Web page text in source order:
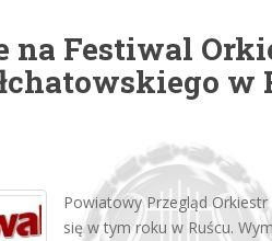
na Festiwal
w
Powiatowy Przegląd
się w tym roku w Ruścu.